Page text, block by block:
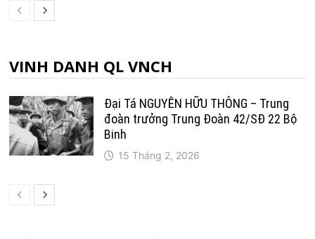
VINH DANH QL VNCH
Đại Tá NGUYỄN HỮU THÔNG – Trung
đoàn trưởng Trung Ðoàn 42/SÐ 22 Bộ
Binh
15 Tháng 2, 2026